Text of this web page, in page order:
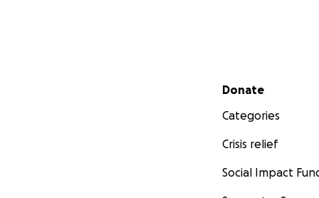
Secondary menu
Donate
Categories
Crisis relief
Social Impact